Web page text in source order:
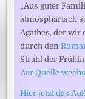
„Aus guter
atmosphärisch
Agathes, der wir
durch den
Strahl der
Zur Quelle
Hier jetzt das